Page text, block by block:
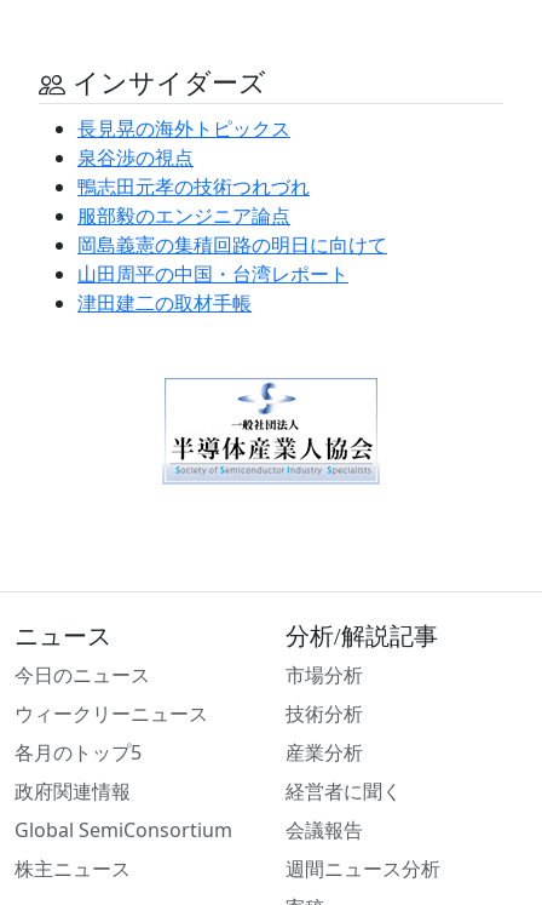
インサイダーズ
長見晃の海外トピックス
泉谷渉の視点
鴨志田元孝の技術つれづれ
服部毅のエンジニア論点
岡島義憲の集積回路の明日に向けて
山田周平の中国・台湾レポート
津田建二の取材手帳
ニュース
今日のニュース
ウィークリーニュース
各月のトップ5
政府関連情報
Global SemiConsortium
株主ニュース
分析/解説記事
市場分析
技術分析
産業分析
経営者に聞く
会議報告
週間ニュース分析